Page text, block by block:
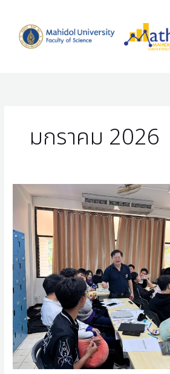
content
มกราคม 2026
ศาสตราจารย์
สมคิด
อมร
สมาน
กุล
หัวหน้า
ภาค
วิชา
คณิตศาสตร์
ได้
เดิน
ทาง